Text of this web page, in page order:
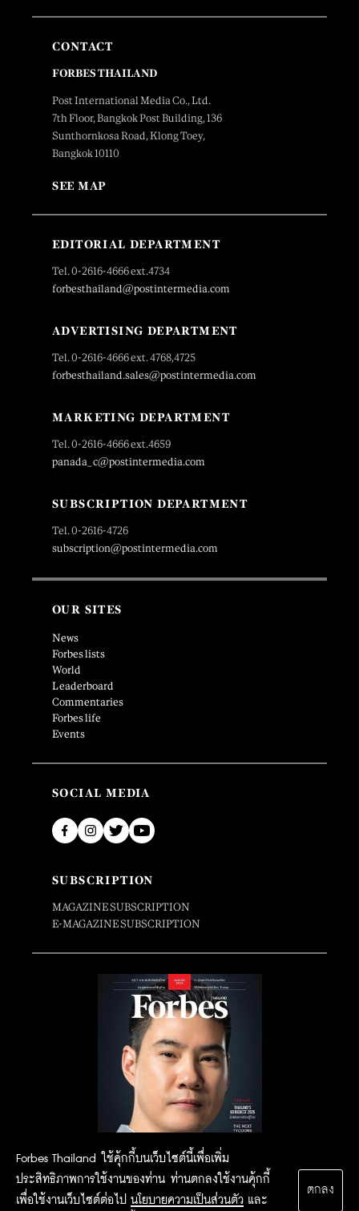
Forbes Thailand ใช้คุ้กกี้บนเว็บไซต์นี้เพื่อเพิ่ม
ประสิทธิภาพการใช้งานของท่าน ท่านตกลงใช้งานคุ้กกี้
เพื่อใช้งานเว็บไซต์ต่อไป นโยบายความเป็นส่วนตัว และ
ตกลง
CONTACT
FORBES THAILAND
Post International Media Co., Ltd.
7th Floor, Bangkok Post Building, 136
Sunthornkosa Road, Klong Toey,
Bangkok 10110
SEE MAP
EDITORIAL DEPARTMENT
Tel. 0-2616-4666 ext.4734
forbesthailand@postintermedia.com
ADVERTISING DEPARTMENT
Tel. 0-2616-4666 ext. 4768,4725
forbesthailand.sales@postintermedia.com
MARKETING DEPARTMENT
Tel. 0-2616-4666 ext.4659
panada_c@postintermedia.com
SUBSCRIPTION DEPARTMENT
Tel. 0-2616-4726
subscription@postintermedia.com
OUR SITES
News
Forbes lists
World
Leaderboard
Commentaries
Forbes life
Events
SOCIAL MEDIA
SUBSCRIPTION
MAGAZINE SUBSCRIPTION
E-MAGAZINE SUBSCRIPTION